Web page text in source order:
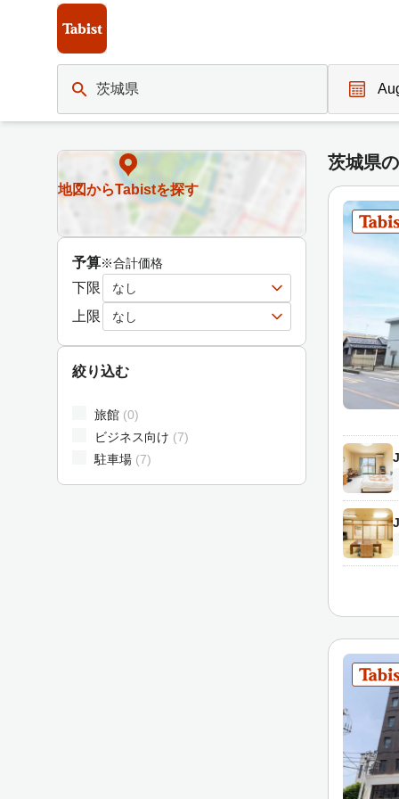
茨城県
N
v
i
g
a
r
w
a
r
t
o
i
n
t
e
r
w
i
h
e
地図からTabistを探す
予算※合計価格
下限 なし
上限 なし
絞り込む
旅館 (0)
ビジネス向け (7)
駐車場 (7)
茨城県
茨城県の宿泊施設一覧 | Tabist（タビスト）宿泊予約サイト【